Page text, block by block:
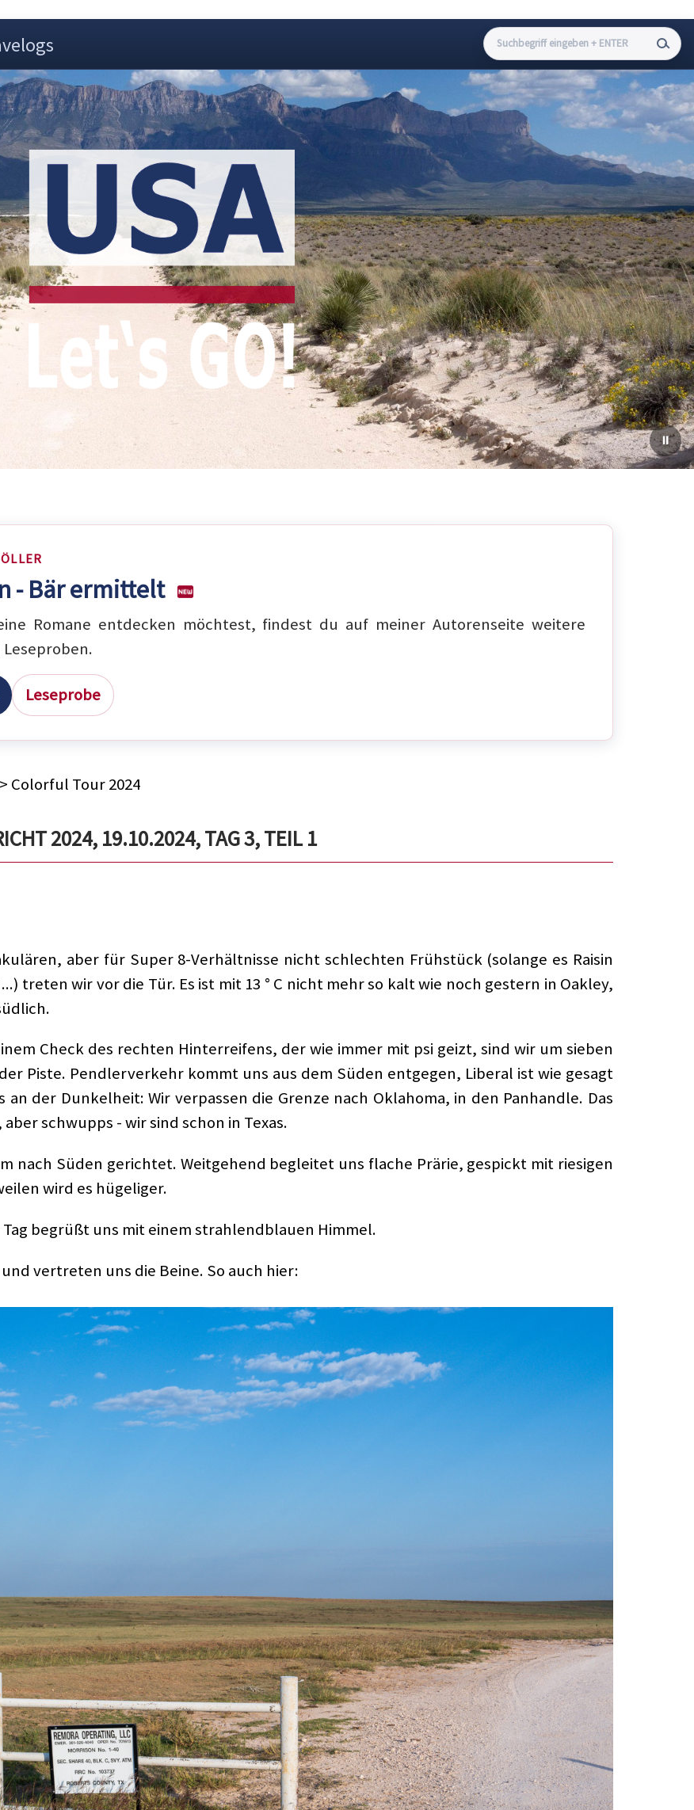
- Bär ermittelt
Romane entdecken möchtest, findest du auf meiner Autorenseite weitere
Leseprobe
> Colorful Tour 2024
2024, 19.10.2024, TAG 3, TEIL 1
aber für Super 8-Verhältnisse nicht schlechten Frühstück (solange es Raisin
treten wir vor die Tür. Es ist mit 13 ° C nicht mehr so kalt wie noch gestern in Oakley,
Check des rechten Hinterreifens, der wie immer mit psi geizt, sind wir um sieben
Piste. Pendlerverkehr kommt uns aus dem Süden entgegen, Liberal ist wie gesagt
der Dunkelheit: Wir verpassen die Grenze nach Oklahoma, in den Panhandle. Das
schwupps - wir sind schon in Texas.
nach Süden gerichtet. Weitgehend begleitet uns flache Prärie, gespickt mit riesigen
wird es hügeliger.
begrüßt uns mit einem strahlendblauen Himmel.
vertreten uns die Beine. So auch hier: